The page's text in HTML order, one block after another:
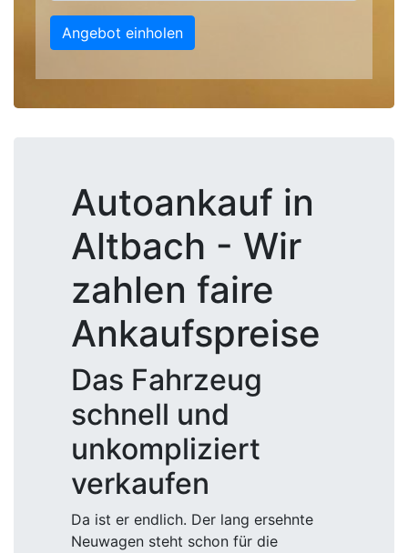
Angebot einholen
Autoankauf in
Altbach - Wir
zahlen faire
Ankaufspreise
Das Fahrzeug
schnell und
unkompliziert
verkaufen
Da ist er endlich. Der lang ersehnte
Neuwagen steht schon für die